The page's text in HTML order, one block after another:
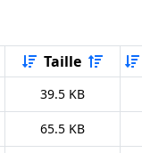
Taille
39.5 KB
65.5 KB